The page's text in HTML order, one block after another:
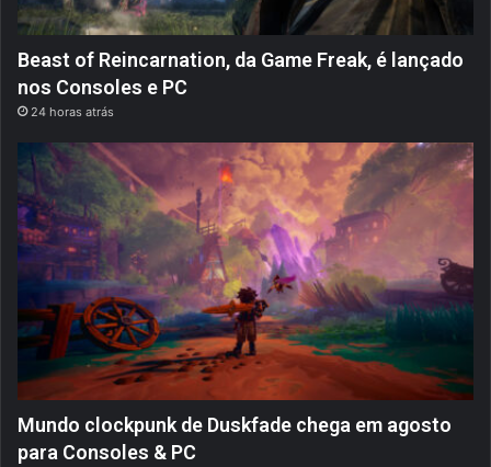
Beast of Reincarnation, da Game Freak, é lançado
nos Consoles e PC
24 horas atrás
Mundo clockpunk de Duskfade chega em agosto
para Consoles & PC